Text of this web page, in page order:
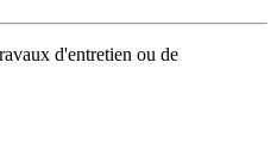
d'entretien ou de